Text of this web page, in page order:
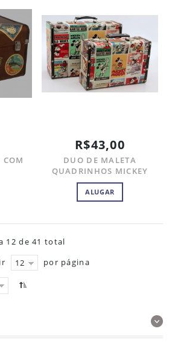
R$43,00
DUO DE MALETA
QUADRINHOS MICKEY
ALUGAR
12 de 41 total
12 por página